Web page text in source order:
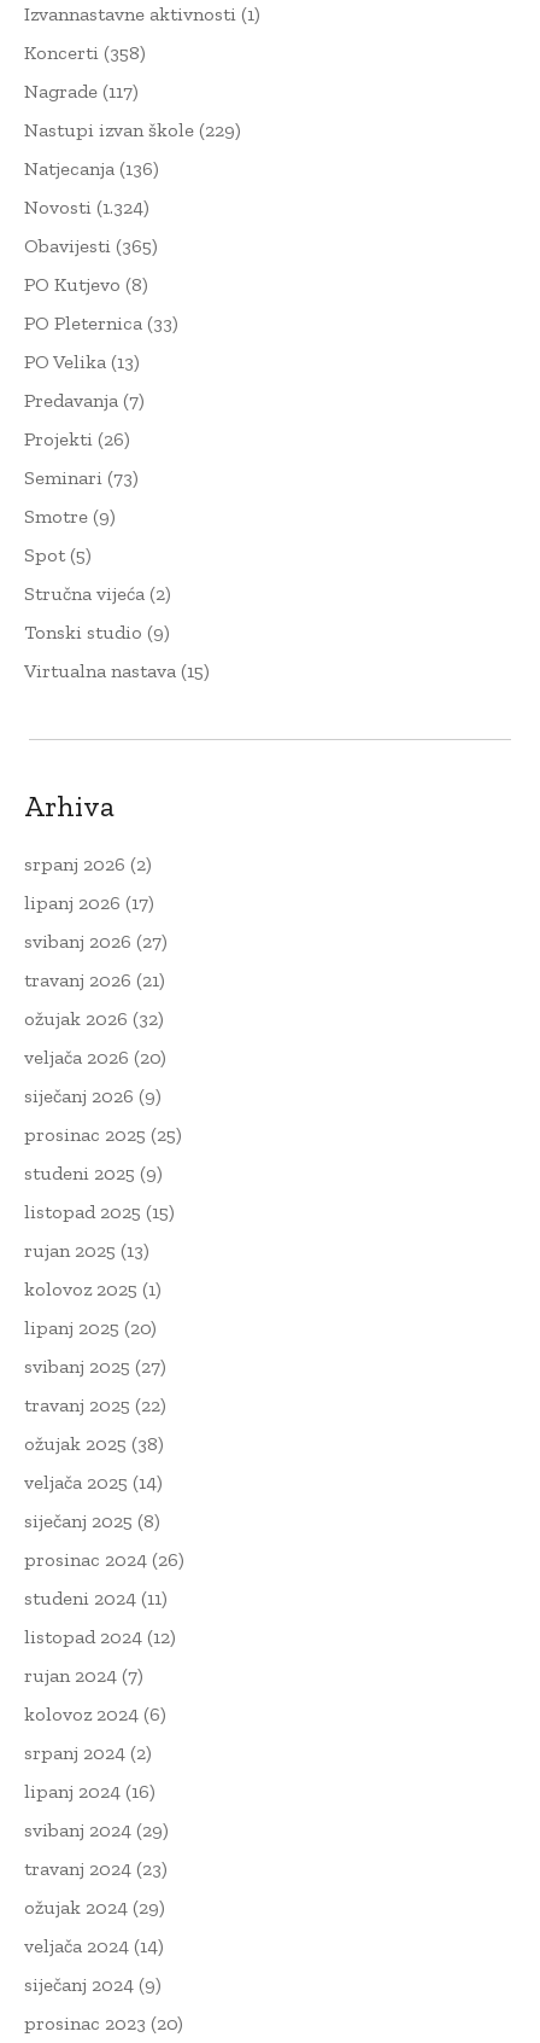
Izvannastavne aktivnosti (1)
Koncerti (358)
Nagrade (117)
Nastupi izvan škole (229)
Natjecanja (136)
Novosti (1.324)
Obavijesti (365)
PO Kutjevo (8)
PO Pleternica (33)
PO Velika (13)
Predavanja (7)
Projekti (26)
Seminari (73)
Smotre (9)
Spot(5)
Stručna vijeća (2)
Tonski studio (9)
Virtualna nastava (15)
Arhiva
srpanj 2026 (2)
lipanj 2026 (17)
svibanj 2026 (27)
travanj 2026 (21)
ožujak 2026 (32)
veljača 2026 (20)
siječanj 2026 (9)
prosinac 2025 (25)
studeni 2025 (9)
listopad 2025 (15)
rujan 2025 (13)
kolovoz 2025 (1)
lipanj 2025 (20)
svibanj 2025 (27)
travanj 2025 (22)
ožujak 2025 (38)
veljača 2025 (14)
siječanj 2025 (8)
prosinac 2024 (26)
studeni 2024 (11)
listopad 2024 (12)
rujan 2024 (7)
kolovoz 2024 (6)
srpanj 2024 (2)
lipanj 2024 (16)
svibanj 2024 (29)
travanj 2024 (23)
ožujak 2024 (29)
veljača 2024 (14)
siječanj 2024 (9)
prosinac 2023 (20)